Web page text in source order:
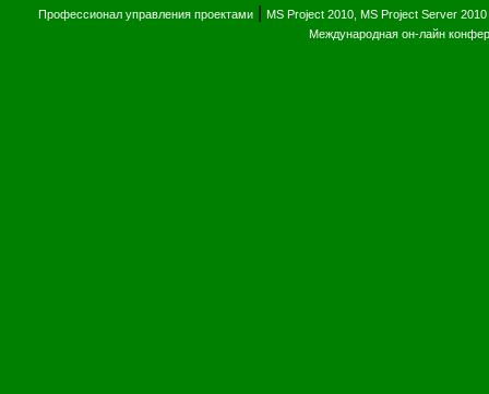
Профессионал управления проектами MS Project 2010, MS Project Server 2010
Международная он-лайн